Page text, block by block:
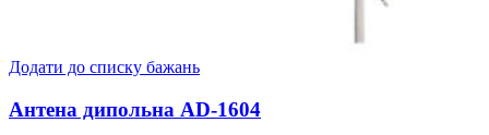
Додати до списку бажань
Антена дипольна AD-1604